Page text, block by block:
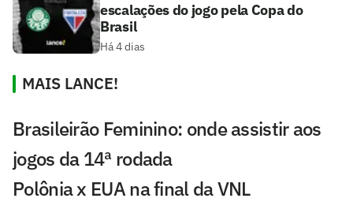
escalações do jogo pela Copa do
Brasil
Há 4 dias
MAIS LANCE!
Brasileirão Feminino: onde assistir aos
jogos da 14ª rodada
Polônia x EUA na final da VNL